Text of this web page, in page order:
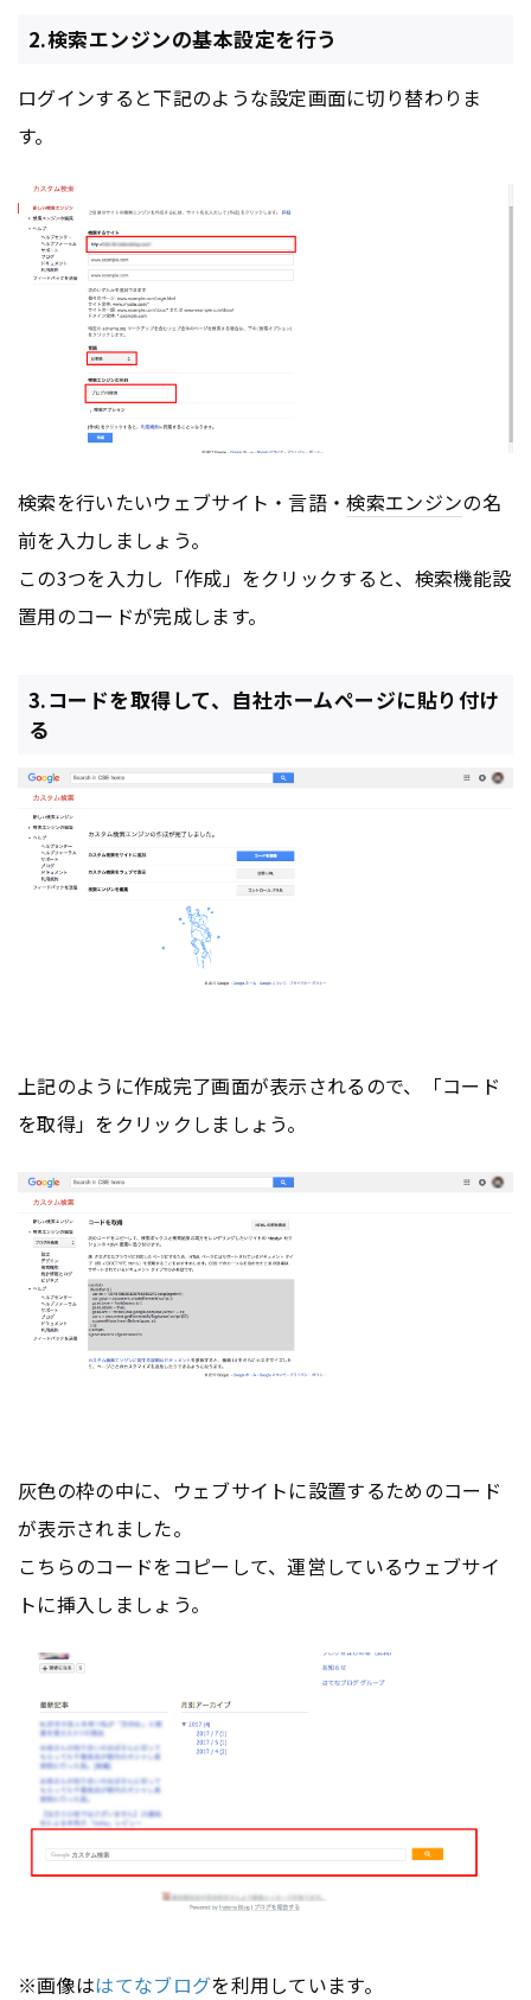
2.検索エンジンの基本設定を行う
ログインすると下記のような設定画面に切り替わりま
す。
検索を行いたいウェブサイト・言語・検索エンジンの名
前を入力しましょう。
この3つを入力し「作成」をクリックすると、検索機能設
置用のコードが完成します。
3.コードを取得して、自社ホームページに貼り付け
る
上記のように作成完了画面が表示されるので、「コード
を取得」をクリックしましょう。
灰色の枠の中に、ウェブサイトに設置するためのコード
が表示されました。
こちらのコードをコピーして、運営しているウェブサイ
トに挿入しましょう。
※画像ははてなブログを利用しています。